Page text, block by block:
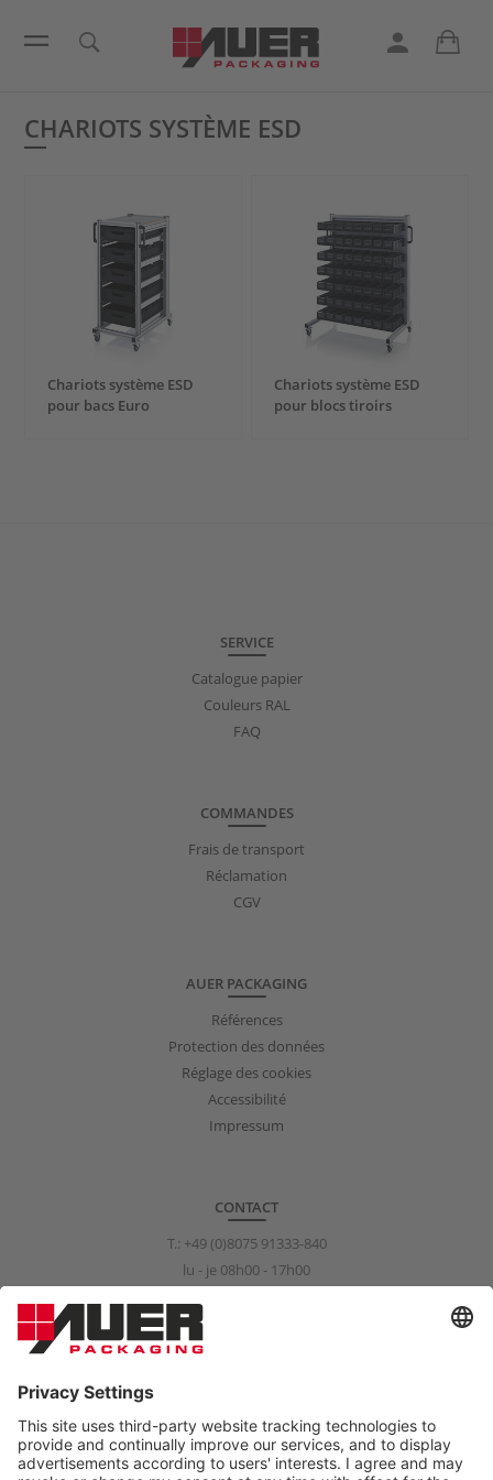
CHARIOTS SYSTÈME ESD
Chariots système ESD
pour bacs Euro
Chariots système ESD
pour blocs tiroirs
SERVICE
Catalogue papier
Couleurs RAL
FAQ
COMMANDES
Frais de transport
Réclamation
CGV
AUER PACKAGING
Références
Protection des données
Réglage des cookies
Accessibilité
Impressum
CONTACT
T.: +49 (0)8075 91333-840
lu - je 08h00 - 17h00
info@auer-packaging.com